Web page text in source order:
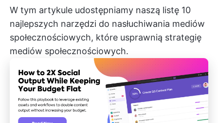
W tym artykule udostępniamy naszą listę 10
najlepszych narzędzi do nasłuchiwania mediów
społecznościowych, które usprawnią strategię
mediów społecznościowych.